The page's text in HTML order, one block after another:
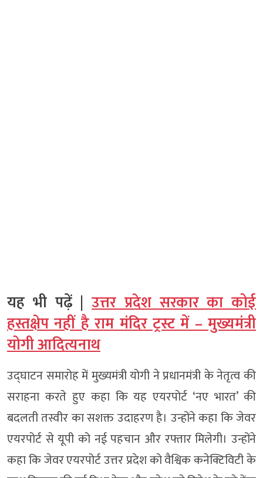
यह भी पढ़ें | उत्तर प्रदेश सरकार का कोई
हस्तक्षेप नहीं है राम मंदिर ट्रस्ट में – मुख्यमंत्री
योगी आदित्यनाथ
उद्घाटन समारोह में मुख्यमंत्री योगी ने प्रधानमंत्री के नेतृत्व की
सराहना करते हुए कहा कि यह एयरपोर्ट ‘नए भारत’ की
बदलती तस्वीर का सशक्त उदाहरण है। उन्होंने कहा कि जेवर
एयरपोर्ट से यूपी को नई पहचान और रफ्तार मिलेगी। उन्होंने
कहा कि जेवर एयरपोर्ट उत्तर प्रदेश को वैश्विक कनेक्टिविटी के